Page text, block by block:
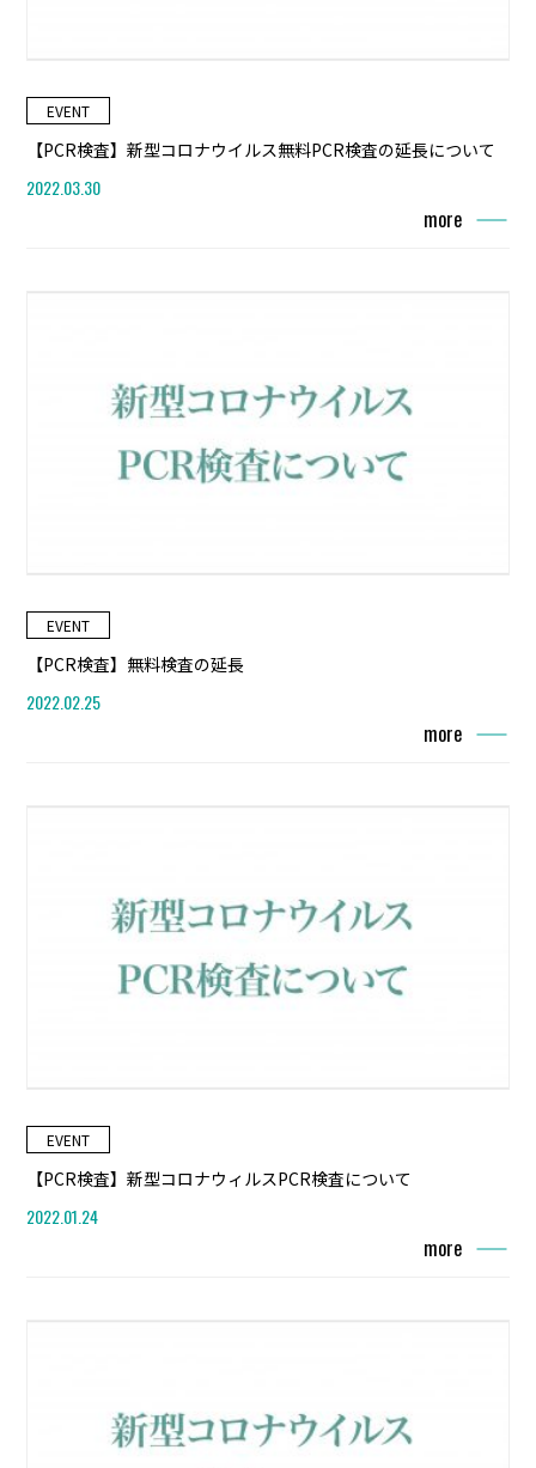
EVENT
【PCR検査】新型コロナウイルス無料PCR検査の延長について
2022.03.30
more
EVENT
【PCR検査】無料検査の延長
2022.02.25
more
EVENT
【PCR検査】新型コロナウィルスPCR検査について
2022.01.24
more